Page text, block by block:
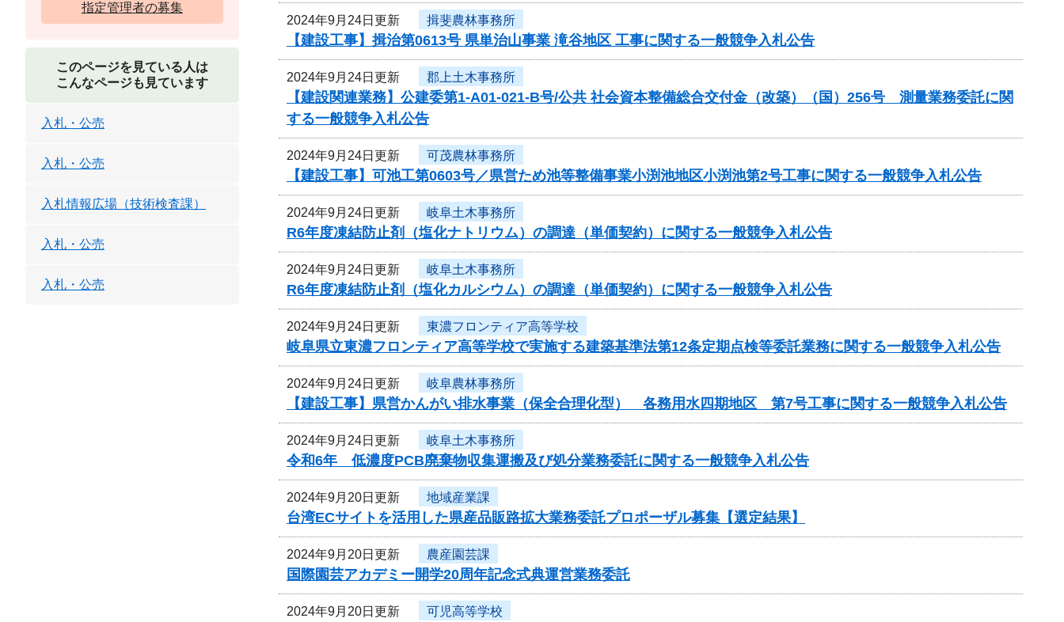
2024年9月24日更新 揖斐農林事務所
【建設工事】揖治第0613号 県単治山事業 滝谷地区 工事に関する一般競争入札公告
2024年9月24日更新 郡上土木事務所
【建設関連業務】公建委第1-A01-021-B号/公共 社会資本整備総合交付金（改築）（国）256号 測量業務委託に関
する一般競争入札公告
2024年9月24日更新 可茂農林事務所
【建設工事】可池工第0603号／県営ため池等整備事業小渕池地区小渕池第2号工事に関する一般競争入札公告
2024年9月24日更新 岐阜土木事務所
R6年度凍結防止剤（塩化ナトリウム）の調達（単価契約）に関する一般競争入札公告
2024年9月24日更新 岐阜土木事務所
R6年度凍結防止剤（塩化カルシウム）の調達（単価契約）に関する一般競争入札公告
2024年9月24日更新 東濃フロンティア高等学校
岐阜県立東濃フロンティア高等学校で実施する建築基準法第12条定期点検等委託業務に関する一般競争入札公告
2024年9月24日更新 岐阜農林事務所
【建設工事】県営かんがい排水事業（保全合理化型） 各務用水四期地区 第7号工事に関する一般競争入札公告
2024年9月24日更新 岐阜土木事務所
令和6年 低濃度PCB廃棄物収集運搬及び処分業務委託に関する一般競争入札公告
2024年9月20日更新 地域産業課
台湾ECサイトを活用した県産品販路拡大業務委託プロポーザル募集【選定結果】
2024年9月20日更新 農産園芸課
国際園芸アカデミー開学20周年記念式典運営業務委託
2024年9月20日更新 可児高等学校
指定管理者の募集
このページを見ている人は
こんなページも見ています
入札・公売
入札・公売
入札情報広場（技術検査課）
入札・公売
入札・公売